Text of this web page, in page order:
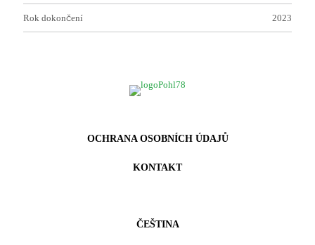
Rok dokončení 2023
OCHRANA OSOBNÍCH ÚDAJŮ
KONTAKT
ČEŠTINA